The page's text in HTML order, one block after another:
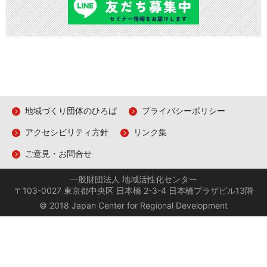
地域づくり団体のひろば プライバシーポリシー
アクセシビリティ方針 リンク集
ご意見・お問合せ
一般財団法人 地域活性化センター
〒103-0027 東京都中央区 日本橋 2-3-4 日本橋プラザビル13階
© 2018 Japan Center for Regional Development